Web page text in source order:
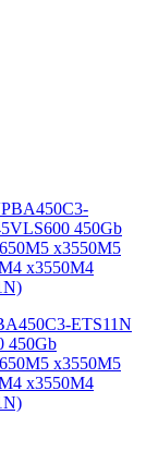
ETS11N
450Gb
x3550M5
x3550M4